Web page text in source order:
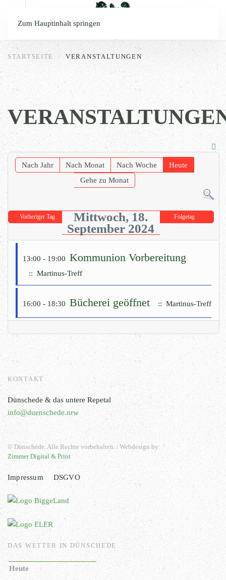
Zum Hauptinhalt springen
STARTSEITE VERANSTALTUNGEN
Nach Jahr Nach Monat Nach Woche
Heute
Gehe zu Monat
Vorheriger Tag
Mittwoch, 18.
September 2024
Folgetag
13:00 - 19:00 Kommunion Vorbereitung
:: Martinus-Treff
16:00 - 18:30 Bücherei geöffnet :: Martinus-Treff
KONTAKT
Dünschede & das untere Repetal
info@duenschede.nrw
© Dünschede. Alle Rechte vorbehalten. ǀ Webdesign by
Zimmer Digital & Print
Impressum DSGVO
DAS WETTER IN DÜNSCHEDE
Heute